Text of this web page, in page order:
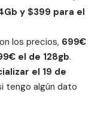
y $399 para el
los precios, 699€
el de 128gb.
el 19 de
tengo algún dato